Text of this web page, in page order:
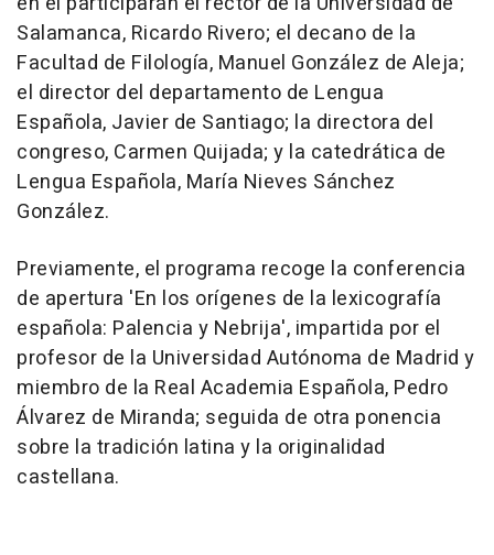
Salamanca, Ricardo Rivero; el decano de la
Facultad de Filología, Manuel González de Aleja;
el director del departamento de Lengua
Española, Javier de Santiago; la directora del
congreso, Carmen Quijada; y la catedrática de
Lengua Española, María Nieves Sánchez
González.
Previamente, el programa recoge la conferencia
de apertura 'En los orígenes de la lexicografía
española: Palencia y Nebrija', impartida por el
profesor de la Universidad Autónoma de Madrid y
miembro de la Real Academia Española, Pedro
Álvarez de Miranda; seguida de otra ponencia
sobre la tradición latina y la originalidad
castellana.